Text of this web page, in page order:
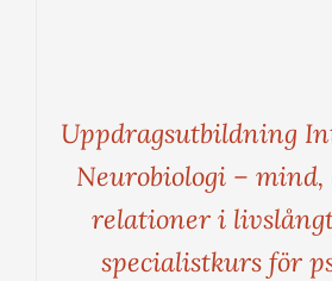
Uppdragsutbildning
Neurobiologi –
relationer i
specialistkurs för